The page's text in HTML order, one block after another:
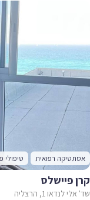
אסתטיקה רפואית טיפולי
קרן פיישלס
שד' אלי לנדאו 1, הרצליה